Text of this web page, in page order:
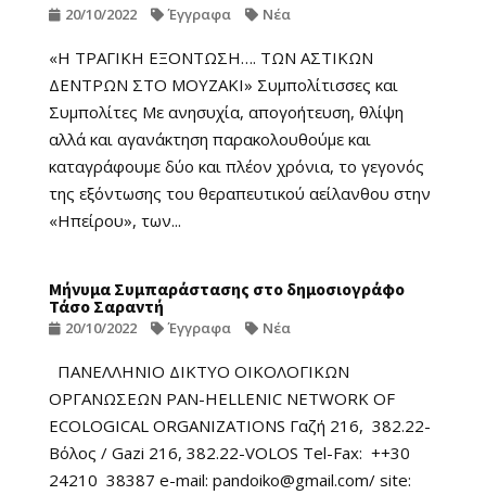
20/10/2022 Έγγραφα Νέα
«Η ΤΡΑΓΙΚΗ ΕΞΟΝΤΩΣΗ…. ΤΩΝ ΑΣΤΙΚΩΝ
ΔΕΝΤΡΩΝ ΣΤΟ ΜΟΥΖΑΚΙ» Συμπολίτισσες και
Συμπολίτες Με ανησυχία, απογοήτευση, θλίψη
αλλά και αγανάκτηση παρακολουθούμε και
καταγράφουμε δύο και πλέον χρόνια, το γεγονός
της εξόντωσης του θεραπευτικού αείλανθου στην
«Ηπείρου», των...
Μήνυμα Συμπαράστασης στο δημοσιογράφο
Τάσο Σαραντή
20/10/2022 Έγγραφα Νέα
ΠΑΝΕΛΛΗΝΙΟ ΔΙΚΤΥΟ ΟΙΚΟΛΟΓΙΚΩΝ
ΟΡΓΑΝΩΣΕΩΝ PAN-HELLENIC NETWORK OF
ECOLOGICAL ORGANIZATIONS Γαζή 216, 382.22-
Βόλος / Gazi 216, 382.22-VOLOS Tel-Fax: ++30
24210 38387 e-mail: pandoiko@gmail.com/ site: